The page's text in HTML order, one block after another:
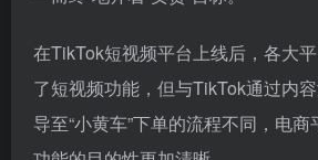
了短视频功能，但与TikTok通过内
导至“小黄车”下单的流程不同，电
功能的目的性更加清晰。